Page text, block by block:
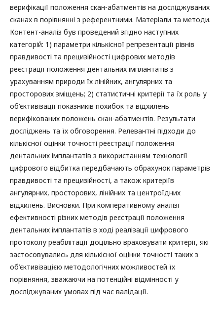
верифікації положення скан-абатментів на досліджуваних
сканах в порівнянні з референтними. Матеріали та методи.
Контент-аналіз був проведений згідно наступних
категорій: 1) параметри кількісної репрезентації рівнів
правдивості та прецизійності цифрових методів
реєстрації положення дентальних імплантатів з
урахуванням природи їх лінійних, ангулярних та
просторових зміщень; 2) статистичні критерії та їх роль у
об’єктивізації показників похибок та відхилень
верифікованих положень скан-абатментів. Результати
досліджень та їх обговорення. Релевантні підходи до
кількісної оцінки точності реєстрації положення
дентальних імплантатів з використанням технології
цифрового відбитка передбачають обрахунок параметрів
правдивості та прецизійності, а також критеріїв
ангулярних, просторових, лінійних та центроїдних
відхилень. Висновки. При комперативному аналізі
ефективності різних методів реєстрації положення
дентальних імплантатів в ході реалізації цифрового
протоколу реабілітації доцільно враховувати критерії, які
застосовувались для кількісної оцінки точності таких з
об’єктивізацією методологічних можливостей їх
порівняння, зважаючи на потенційні відмінності у
досліджуваних умовах під час валідації.